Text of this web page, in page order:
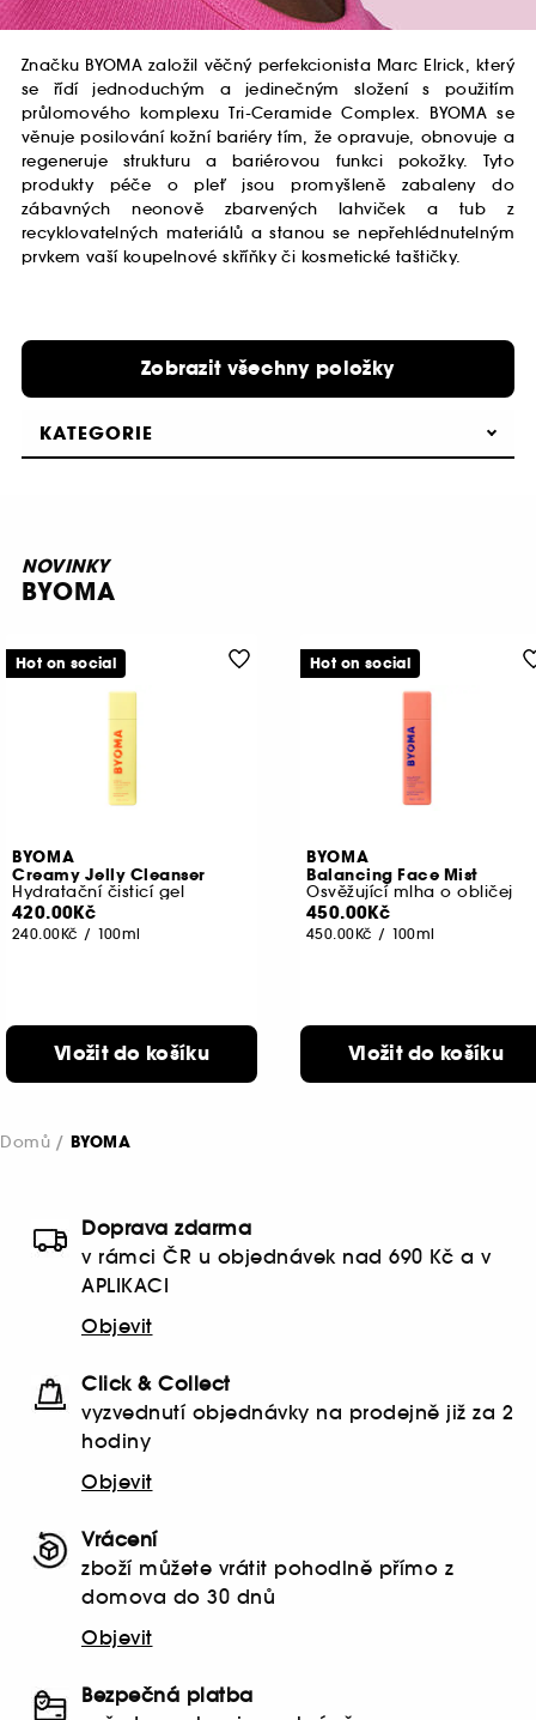
Značku BYOMA založil věčný perfekcionista Marc Elrick, který
se řídí jednoduchým a jedinečným složení s použitím
průlomového komplexu Tri-Ceramide Complex. BYOMA se
věnuje posilování kožní bariéry tím, že opravuje, obnovuje a
regeneruje strukturu a bariérovou funkci pokožky. Tyto
produkty péče o pleť jsou promyšleně zabaleny do
zábavných neonově zbarvených lahviček a tub z
recyklovatelných materiálů a stanou se nepřehlédnutelným
prvkem vaší koupelnové skříňky či kosmetické taštičky.
Zobrazit všechny položky
KATEGORIE
NOVINKY
BYOMA
BYOMA
Creamy Jelly Cleanser
Hydratační čisticí gel
420.00Kč
240.00Kč / 100ml
Vložit do košíku
Hot on social
BYOMA
Balancing Face Mist
Osvěžující mlha o obličej
450.00Kč
450.00Kč / 100ml
Vložit do košíku
Hot on social
Domů BYOMA
Doprava zdarma
v rámci ČR u objednávek nad 690 Kč a v
APLIKACI
Objevit
Click & Collect
vyzvednutí objednávky na prodejně již za 2
hodiny
Objevit
Vrácení
zboží můžete vrátit pohodlně přímo z
domova do 30 dnů
Objevit
Bezpečná platba